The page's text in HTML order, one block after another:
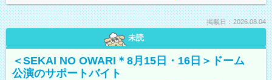
掲載日：2026.08.04
未読
＜SEKAI NO OWARI＊8月15日・16日＞ドーム
公演のサポートバイト